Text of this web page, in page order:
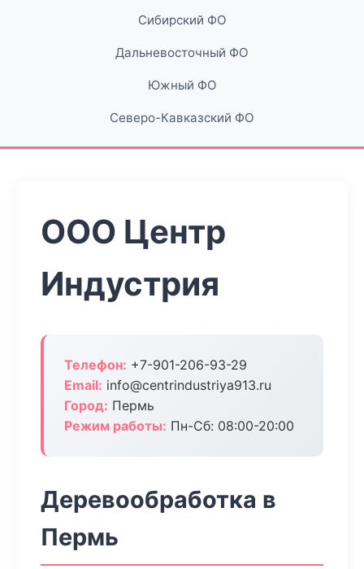
Сибирский ФО
Дальневосточный ФО
Южный ФО
Северо-Кавказский ФО
ООО Центр
Индустрия
Телефон: +7-901-206-93-29
Email: info@centrindustriya913.ru
Город: Пермь
Режим работы: Пн-Сб: 08:00-20:00
Деревообработка в
Пермь